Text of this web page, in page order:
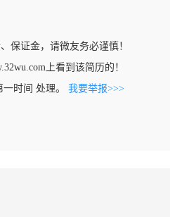
保证金，请微友务必谨慎！
上看到该简历的！
时间 处理。 我要举报>>>